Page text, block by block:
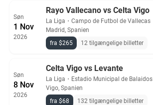
Søn
1 Nov
2026
Rayo Vallecano vs Celta Vigo
La Liga ・ Campo de Futbol de Vallecas
Madrid, Spanien
fra $265
12 tilgængelige billetter
Søn
8 Nov
2026
Celta Vigo vs Levante
La Liga ・ Estadio Municipal de Balaidos
Vigo, Spanien
fra $68
132 tilgængelige billetter